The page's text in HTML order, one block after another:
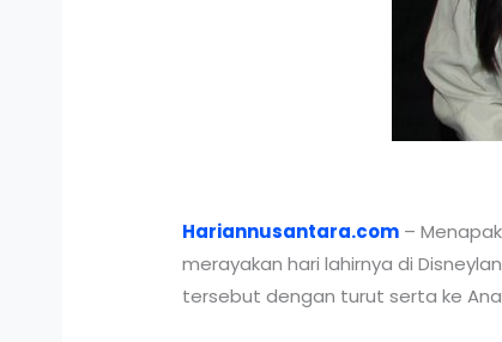
Hariannusantara.com –
merayakan hari lahirnya di
tersebut dengan turut serta ke